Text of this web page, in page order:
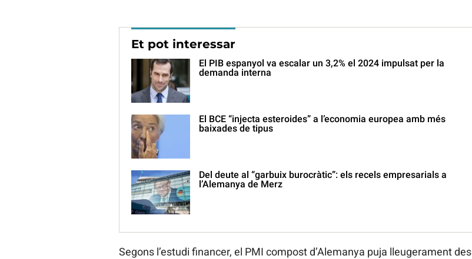
Et pot interessar
El PIB espanyol va escalar un 3,2% el 2024 impulsat per la
demanda interna
El BCE “injecta esteroides” a l’economia europea amb més
baixades de tipus
Del deute al “garbuix burocràtic”: els recels empresarials a
l’Alemanya de Merz
Segons l’estudi financer, el PMI compost d’Alemanya puja lleugerament des